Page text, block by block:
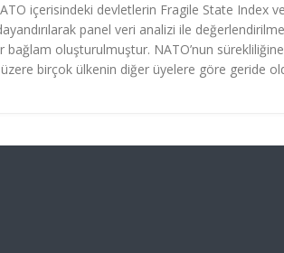
içerisindeki devletlerin Fragile State Index
panel veri analizi ile
bağlam oluşturulmuştur. NATO’nun
birçok ülkenin diğer üyelere göre geride